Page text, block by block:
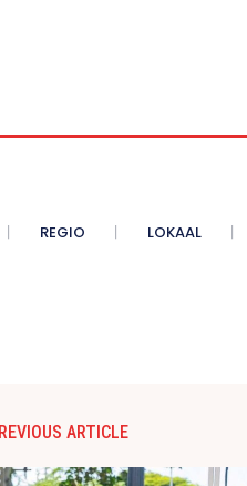
REGIO LOKAAL
ARTICLE